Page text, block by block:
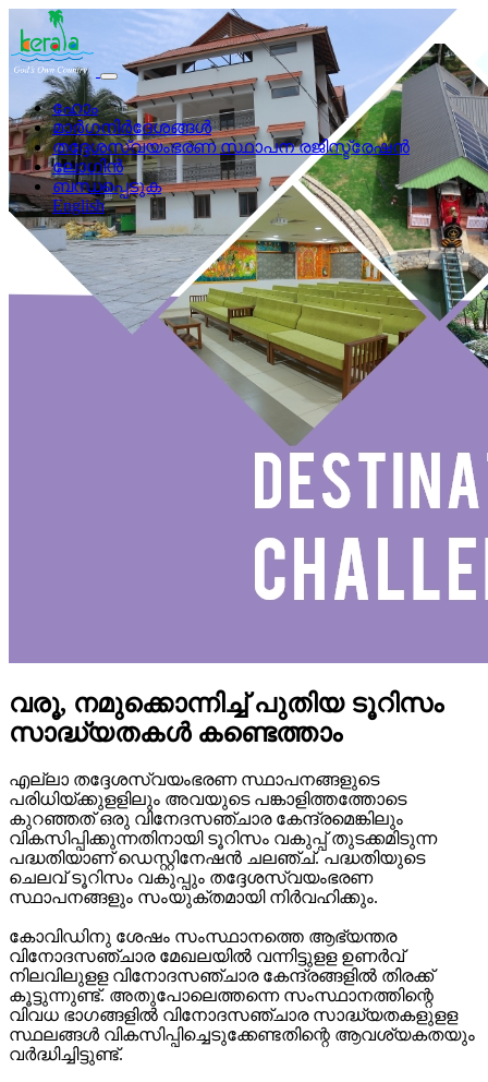
ഹോം
മാർഗനിർദേശങ്ങൾ
തദ്ദേശസ്വയംഭരണ സ്ഥാപന രജിസ്ട്രേഷൻ
ലോഗിന്‍
ബന്ധപ്പെടുക
English
വരൂ, നമുക്കൊന്നിച്ച്‌ പുതിയ ടൂറിസം
സാദ്ധ്യതകള്‍ കണ്ടെത്താം
എല്ലാ തദ്ദേശസ്വയംഭരണ സ്ഥാപനങ്ങളുടെ
പരിധിയ്‌ക്കുളളിലും അവയുടെ പങ്കാളിത്തത്തോടെ
കുറഞ്ഞത്‌ ഒരു വിനേദസഞ്ചാര കേന്ദ്രമെങ്കിലും
വികസിപ്പിക്കുന്നതിനായി ടൂറിസം വകുപ്പ്‌ തുടക്കമിടുന്ന
പദ്ധതിയാണ്‌ ഡെസ്റ്റിനേഷന്‍ ചലഞ്ച്‌. പദ്ധതിയുടെ
ചെലവ്‌ ടൂറിസം വകുപ്പും തദ്ദേശസ്വയംഭരണ
സ്ഥാപനങ്ങളും സംയുക്തമായി നിര്‍വഹിക്കും.
കോവിഡിനു ശേഷം സംസ്ഥാനത്തെ ആഭ്യന്തര
വിനോദസഞ്ചാര മേഖലയില്‍ വന്നിട്ടുളള ഉണര്‍വ്‌
നിലവിലുളള വിനോദസഞ്ചാര കേന്ദ്രങ്ങളില്‍ തിരക്ക്‌
കൂട്ടുന്നുണ്ട്‌. അതുപോലെത്തന്നെ സംസ്ഥാനത്തിന്റെ
വിവധ ഭാഗങ്ങളില്‍ വിനോദസഞ്ചാര സാദ്ധ്യതകളുളള
സ്ഥലങ്ങള്‍ വികസിപ്പിച്ചെടുക്കേണ്ടതിന്റെ ആവശ്യകതയും
വര്‍ദ്ധിച്ചിട്ടുണ്ട്‌.